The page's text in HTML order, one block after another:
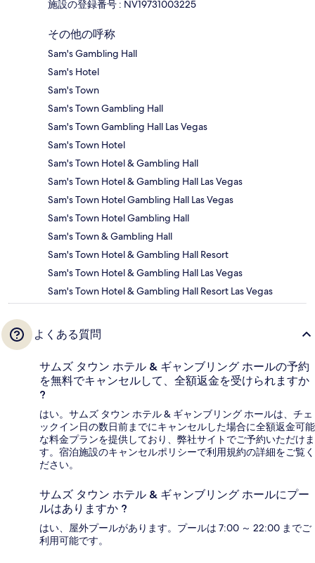
施設の登録番号 : NV19731003225
その他の呼称
Sam's Gambling Hall
Sam's Hotel
Sam's Town
Sam's Town Gambling Hall
Sam's Town Gambling Hall Las Vegas
Sam's Town Hotel
Sam's Town Hotel & Gambling Hall
Sam's Town Hotel & Gambling Hall Las Vegas
Sam's Town Hotel Gambling Hall Las Vegas
Sam's Town Hotel Gambling Hall
Sam's Town & Gambling Hall
Sam's Town Hotel & Gambling Hall Resort
Sam's Town Hotel & Gambling Hall Las Vegas
Sam's Town Hotel & Gambling Hall Resort Las Vegas
よくある質問
サムズ タウン ホテル & ギャンブリング ホールの予約
を無料でキャンセルして、全額返金を受けられますか
?
はい。サムズ タウン ホテル & ギャンブリング ホールは、チェ
ックイン日の数日前までにキャンセルした場合に全額返金可能
な料金プランを提供しており、弊社サイトでご予約いただけま
す。宿泊施設のキャンセルポリシーで利用規約の詳細をご覧く
ださい。
サムズ タウン ホテル & ギャンブリング ホールにプー
ルはありますか ?
はい、屋外プールがあります。プールは 7:00 ～ 22:00 までご
利用可能です。